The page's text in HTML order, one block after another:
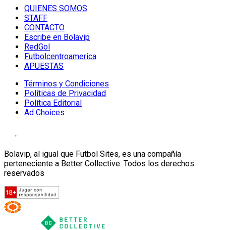
QUIENES SOMOS
STAFF
CONTACTO
Escribe en Bolavip
RedGol
Futbolcentroamerica
APUESTAS
Términos y Condiciones
Políticas de Privacidad
Política Editorial
Ad Choices
Bolavip, al igual que Futbol Sites, es una compañía
perteneciente a Better Collective. Todos los derechos
reservados